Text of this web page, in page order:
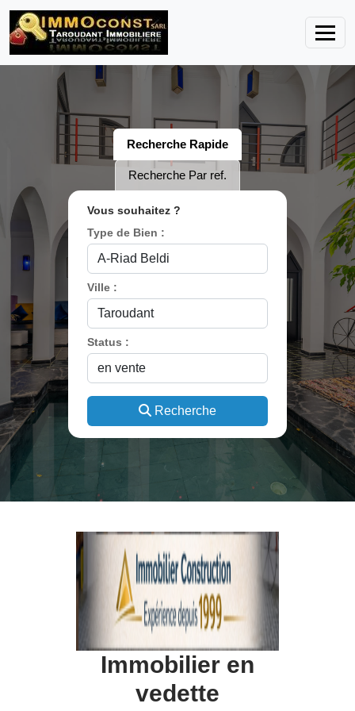
Recherche Rapide
Recherche Par ref.
Vous souhaitez ?
Type de Bien :
Ville :
Status :
Recherche
Immobilier en
vedette